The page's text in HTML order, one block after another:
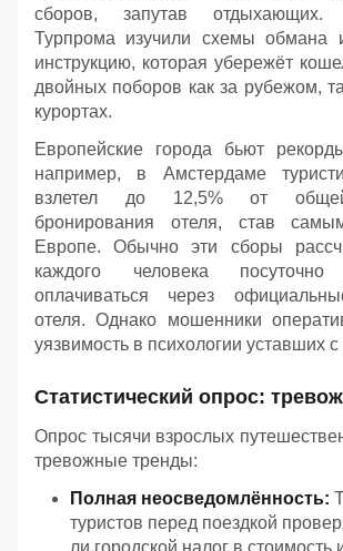
сборов, запутав
Турпрома изучили схемы обмана
инструкцию, которая убережёт
двойных поборов как за рубежом,
курортах.
Европейские города бьют
например, в Амстердаме
взлетел до 12,5% от
бронирования отеля, став
Европе. Обычно эти сборы
каждого человека
оплачиваться через
отеля. Однако мошенники
уязвимость в психологии уставших
Статистический опрос:
Опрос тысячи взрослых
тревожные тренды:
Полная неосведомлённость:
туристов перед поездкой
ли городской налог в стоимость